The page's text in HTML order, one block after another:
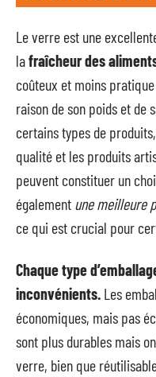
Le verre est une
lafraîcheur des
coûteux et moins
raison de son poids et de
certains types de
qualité et les produits
peuvent constituer un
également une meilleure
ce qui est crucial pour
Chaque type
inconvénients. Les
économiques, mais pas
sont plus durables mais
verre, bien que